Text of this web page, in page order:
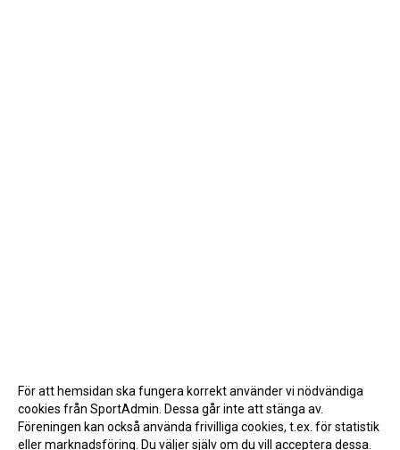
För att hemsidan ska fungera korrekt använder vi nödvändiga
cookies från SportAdmin. Dessa går inte att stänga av.
Föreningen kan också använda frivilliga cookies, t.ex. för statistik
eller marknadsföring. Du väljer själv om du vill acceptera dessa.